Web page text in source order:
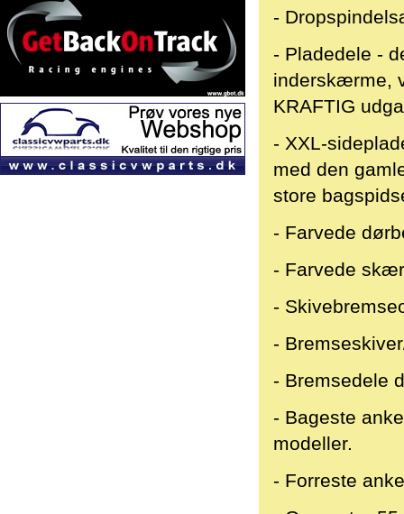
-
- Pladedele -
inderskærme,
KRAFTIG
- XXL-
med den
store
- Farvede
- Farvede
-
-
- Bremsedele
- Bageste
modeller.
- Forreste